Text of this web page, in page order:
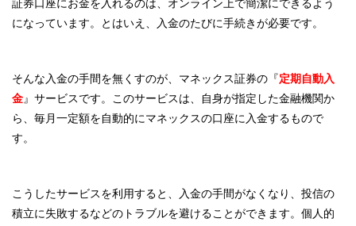
証券口座にお金を入れるのは、オンライン上で簡潔にできるよう
になっています。とはいえ、入金のたびに手続きが必要です。
そんな入金の手間を無くすのが、マネックス証券の『定期自動入
金』サービスです。このサービスは、自身が指定した金融機関か
ら、毎月一定額を自動的にマネックスの口座に入金するもので
す。
こうしたサービスを利用すると、入金の手間がなくなり、投信の
積立に失敗するなどのトラブルを避けることができます。個人的